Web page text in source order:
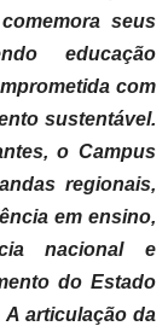
seus
educação
com
sustentável.
o Campus
regionais,
em ensino,
nacional e
do Estado
articulação da